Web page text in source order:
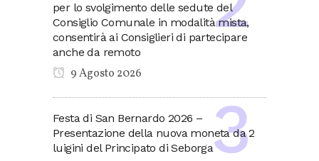
per lo svolgimento delle sedute del
Consiglio Comunale in modalità mista,
consentirà ai Consiglieri di partecipare
anche da remoto
9 Agosto 2026
Festa di San Bernardo 2026 –
Presentazione della nuova moneta da 2
luigini del Principato di Seborga